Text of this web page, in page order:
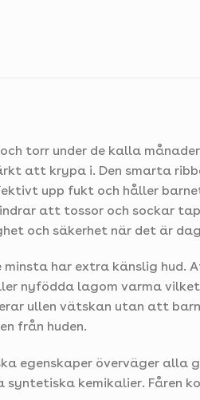
torr under de kalla
att krypa i. Den smarta
upp fukt och håller
att tossor och sockar
och säkerhet när det är
har extra känslig hud.
nyfödda lagom varma
ullen vätskan utan att
från huden.
egenskaper överväger alla
kemikalier. Fåren